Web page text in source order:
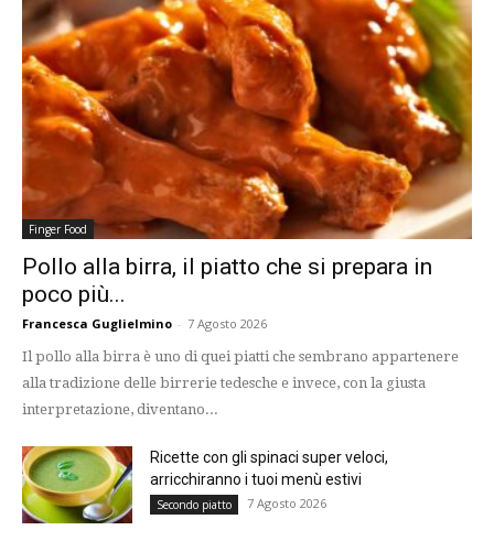
Finger Food
Pollo alla birra, il piatto che si prepara in
poco più...
Francesca Guglielmino - 7 Agosto 2026
Il pollo alla birra è uno di quei piatti che sembrano appartenere
alla tradizione delle birrerie tedesche e invece, con la giusta
interpretazione, diventano...
Ricette con gli spinaci super veloci,
arricchiranno i tuoi menù estivi
Secondo piatto 7 Agosto 2026